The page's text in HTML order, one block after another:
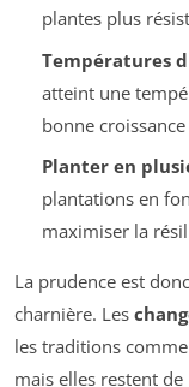
plantes plus
Températures
atteint une
bonne
Planter en
plantations en
maximiser la
La prudence est
charnière. Les
les traditions
mais elles restent